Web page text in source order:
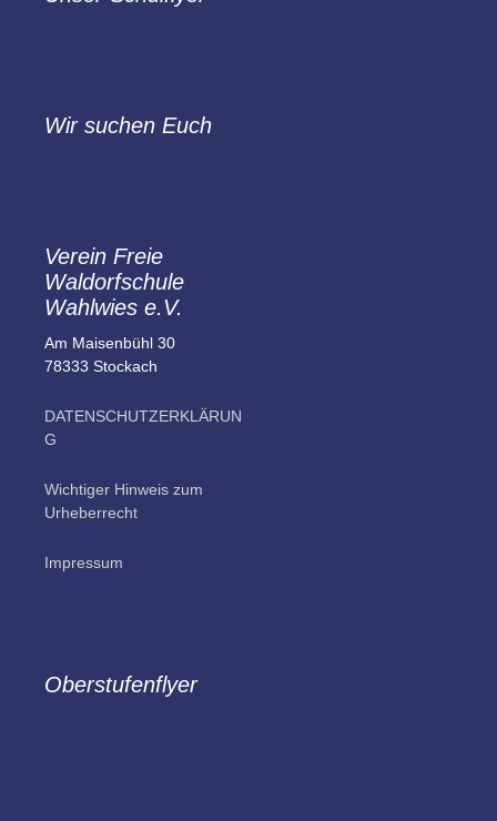
Wir suchen Euch
Verein Freie
Waldorfschule
Wahlwies e.V.
Am Maisenbühl 30
78333 Stockach
DATENSCHUTZERKLÄRUN
G
Wichtiger Hinweis zum
Urheberrecht
Impressum
Oberstufenflyer